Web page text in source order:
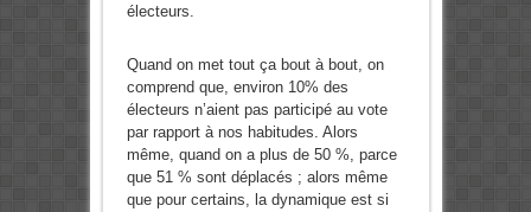
électeurs.
Quand on met tout ça bout à bout, on
comprend que, environ 10% des
électeurs n’aient pas participé au vote
par rapport à nos habitudes. Alors
même, quand on a plus de 50 %, parce
que 51 % sont déplacés ; alors même
que pour certains, la dynamique est si